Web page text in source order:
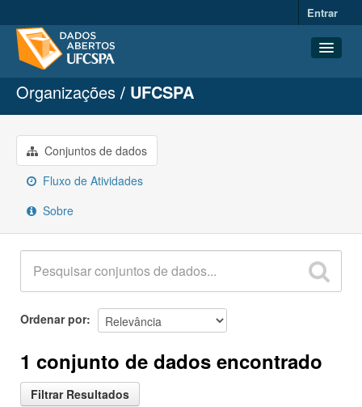
Entrar
Conjuntos de dados
Organizações
Grupos
Sobre
Organizações UFCSPA
Conjuntos de dados
Fluxo de Atividades
Sobre
Ordenar por
1 conjunto de dados encontrado
Filtrar Resultados